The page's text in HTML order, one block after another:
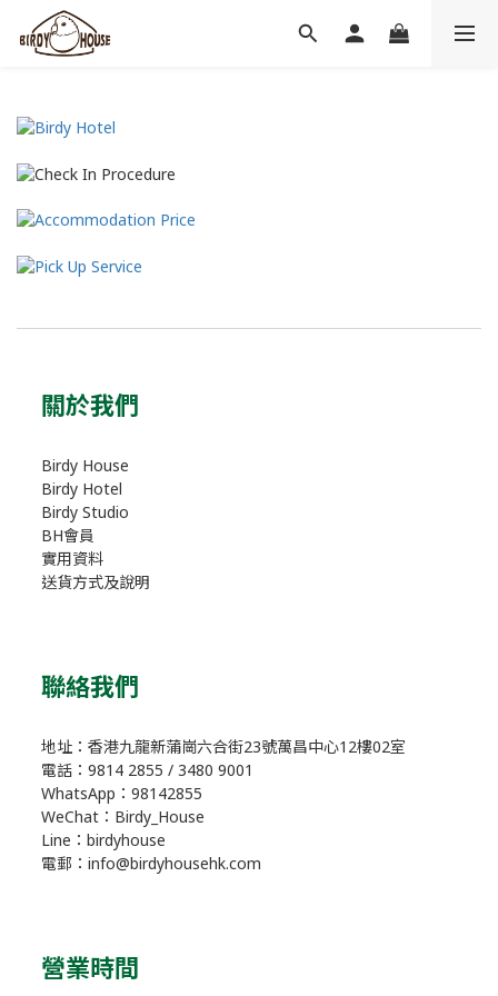
關於我們
Birdy House
Birdy Hotel
Birdy Studio
BH會員
實用資料
送貨方式及說明
聯絡我們
地址：香港九龍新蒲崗六合街23號萬昌中心12樓02室
電話：9814 2855 / 3480 9001
WhatsApp：98142855
WeChat：Birdy_House
Line：birdyhouse
電郵：info@birdyhousehk.com
營業時間